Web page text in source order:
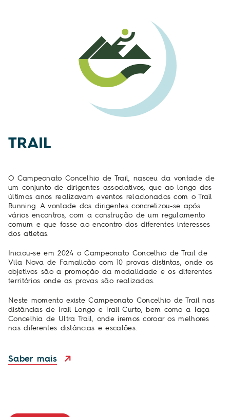
TRAIL
O Campeonato Concelhio de Trail, nasceu da vontade de
um conjunto de dirigentes associativos, que ao longo dos
últimos anos realizavam eventos relacionados com o Trail
Running. A vontade dos dirigentes concretizou-se após
vários encontros, com a construção de um regulamento
comum e que fosse ao encontro dos diferentes interesses
dos atletas.
Iniciou-se em 2024 o Campeonato Concelhio de Trail de
Vila Nova de Famalicão com 10 provas distintas, onde os
objetivos são a promoção da modalidade e os diferentes
territórios onde as provas são realizadas.
Neste momento existe Campeonato Concelhio de Trail nas
distâncias de Trail Longo e Trail Curto, bem como a Taça
Concelhia de Ultra Trail, onde iremos coroar os melhores
nas diferentes distâncias e escalões.
Saber mais